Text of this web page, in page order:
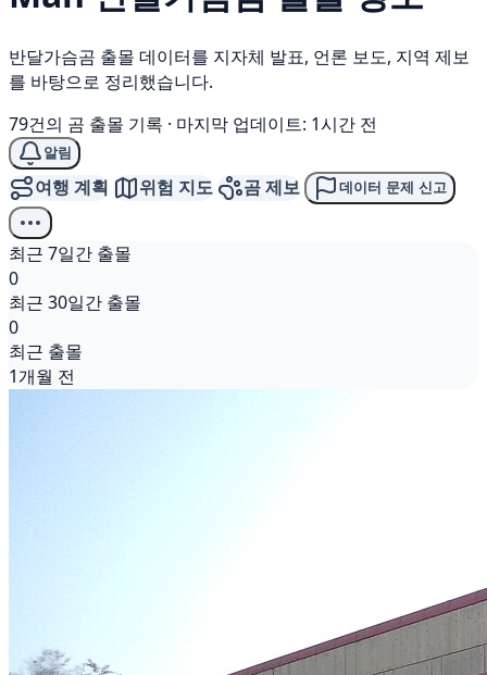
반달가슴곰 출몰 데이터를 지자체 발표, 언론 보도, 지역 제보
를 바탕으로 정리했습니다.
79건의 곰 출몰 기록 · 마지막 업데이트: 1시간 전
알림
여행 계획 위험 지도 곰 제보 데이터 문제 신고
최근 7일간 출몰
0
최근 30일간 출몰
0
최근 출몰
1개월 전